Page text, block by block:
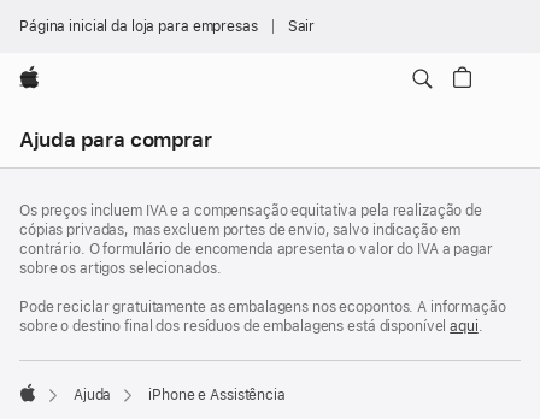
Página inicial da loja para empresas Sair
Apple
Ajuda para comprar
local
Abrir
menu
de
rodapé
Os preços incluem IVA e a compensação equitativa pela realização de
cópias privadas, mas excluem portes de envio, salvo indicação em
contrário. O formulário de encomenda apresenta o valor do IVA a pagar
sobre os artigos selecionados.
Pode reciclar gratuitamente as embalagens nos ecopontos. A informação
sobre o destino final dos resíduos de embalagens está disponívelaqui
Ajuda iPhone e Assistência